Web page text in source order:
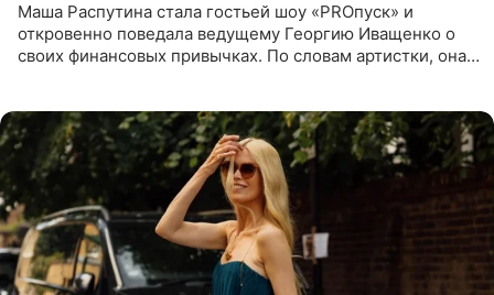
Маша Распутина стала гостьей шоу «PROпуск» и
откровенно поведала ведущему Георгию Иващенко о
своих финансовых привычках. По словам артистки, она